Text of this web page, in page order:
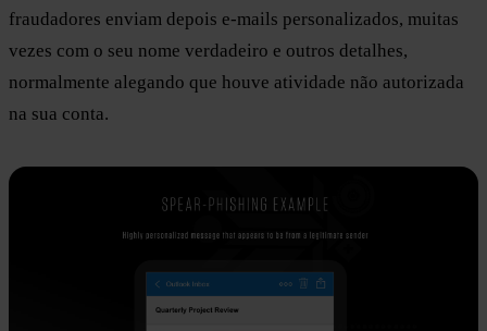
fraudadores enviam depois e-mails personalizados, muitas
vezes com o seu nome verdadeiro e outros detalhes,
normalmente alegando que houve atividade não autorizada
na sua conta.